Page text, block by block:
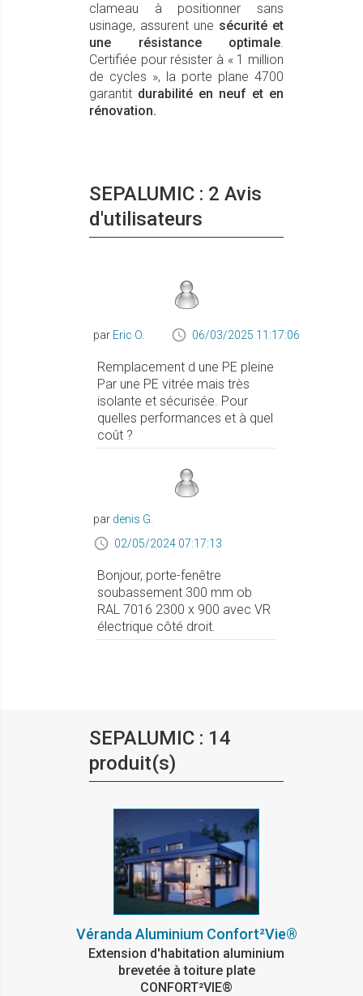
clameau à positionner sans
usinage, assurent une sécurité et
une résistance optimale.
Certifiée pour résister à « 1 million
de cycles », la porte plane 4700
garantit durabilité en neuf et en
rénovation.
SEPALUMIC : 2 Avis
d'utilisateurs
par Eric O. 06/03/2025 11:17:06
Remplacement d une PE pleine
Par une PE vitrée mais très
isolante et sécurisée. Pour
quelles performances et à quel
coût ?
par denis G.
02/05/2024 07:17:13
Bonjour, porte-fenêtre
soubassement 300 mm ob
RAL 7016 2300 x 900 avec VR
électrique côté droit.
SEPALUMIC : 14
produit(s)
Véranda Aluminium Confort²Vie®
Extension d'habitation aluminium
brevetée à toiture plate
CONFORT²VIE®